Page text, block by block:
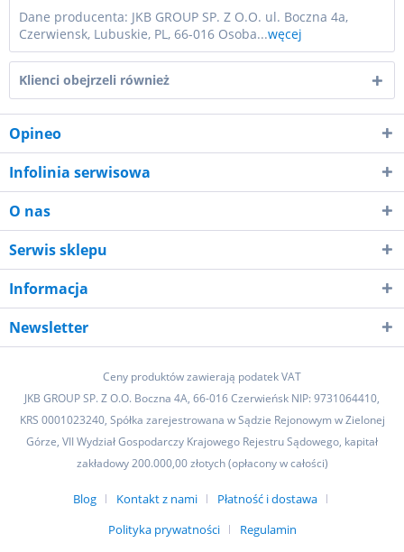
Dane producenta: JKB GROUP SP. Z O.O. ul. Boczna 4a,
Czerwiensk, Lubuskie, PL, 66-016 Osoba...węcej
Klienci obejrzeli również
Opineo
Infolinia serwisowa
O nas
Serwis sklepu
Informacja
Newsletter
Ceny produktów zawierają podatek VAT
JKB GROUP SP. Z O.O. Boczna 4A, 66-016 Czerwieńsk NIP: 9731064410,
KRS 0001023240, Spółka zarejestrowana w Sądzie Rejonowym w Zielonej
Górze, VII Wydział Gospodarczy Krajowego Rejestru Sądowego, kapitał
zakładowy 200.000,00 złotych (opłacony w całości)
Blog Kontakt z nami
Płatność i dostawa
Polityka prywatności
Regulamin